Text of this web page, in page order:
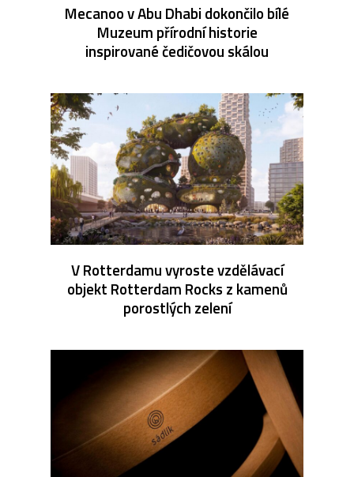
Mecanoo v Abu Dhabi dokončilo bílé
Muzeum přírodní historie
inspirované čedičovou skálou
V Rotterdamu vyroste vzdělávací
objekt Rotterdam Rocks z kamenů
porostlých zelení